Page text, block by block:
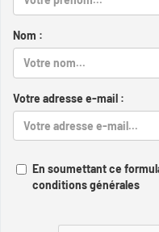
Nom :
Votre adresse e-mail :
En soumettant ce
conditions générales